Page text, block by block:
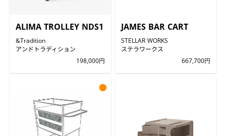
ALIMA TROLLEY NDS1
&Tradition
アンドトラディション
198,000円
JAMES BAR CART
STELLAR WORKS
ステラワークス
667,700円
●